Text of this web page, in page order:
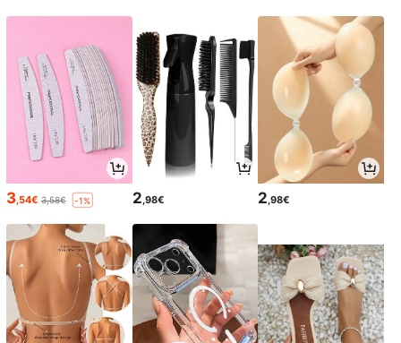
3 ,54€ 3,58€ -1% 2 ,98€ 2 ,98€